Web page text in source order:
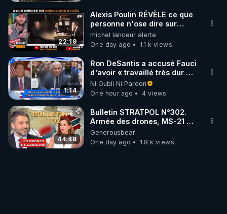
22:19
Alexis Poulin RÉVÈLE ce que
personne n'ose dire sur
l'Union européenne (C'est
explosif)
michel lanceur alerte
One day ago
1.1 k views
1:14
Ron DeSantis a accusé Fauci
d'avoir « travaillé très dur »
pour de longues fermetures
d'écoles
Ni Oubli Ni Pardon
One hour ago
4 views
44:48
Bulletin STRATPOL N°302.
Armée des drones, MS-21 en
série, missiles coréens.
07.08.2026.
Generousbear
One day ago
1.8 k views